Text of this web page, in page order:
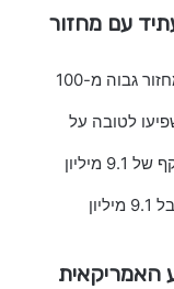
עם מחזור
"התחום שלנו רותח; רואה אותנו בעתיד עם מחזור גבוה מ-100
לטובה על
אורביט זכתה במכרז של משרד הביטחון בהיקף של 9.1 מיליון
משרד הביטחון בעסקת ענק: זו החברה שתקבל 9.1 מיליון
האמריקאית